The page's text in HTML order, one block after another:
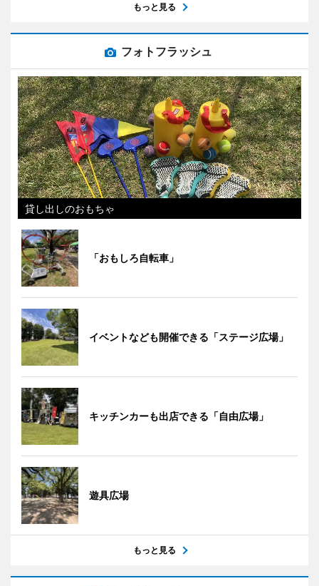
もっと見る
フォトフラッシュ
貸し出しのおもちゃ
「おもしろ自転車」
イベントなども開催できる「ステージ広場」
キッチンカーも出店できる「自由広場」
遊具広場
もっと見る